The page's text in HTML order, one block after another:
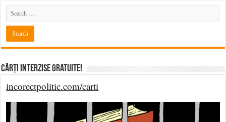
Cărți Interzise Gratuite!
incorectpolitic.com/carti